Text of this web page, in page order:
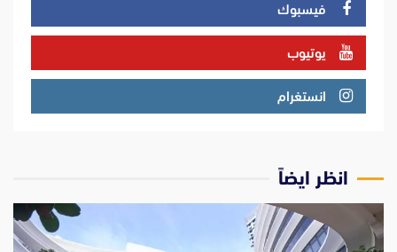
فيسبوك
يوتيوب
انستغرام
انظر ايضاً